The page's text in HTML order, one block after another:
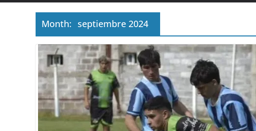
Month: septiembre 2024